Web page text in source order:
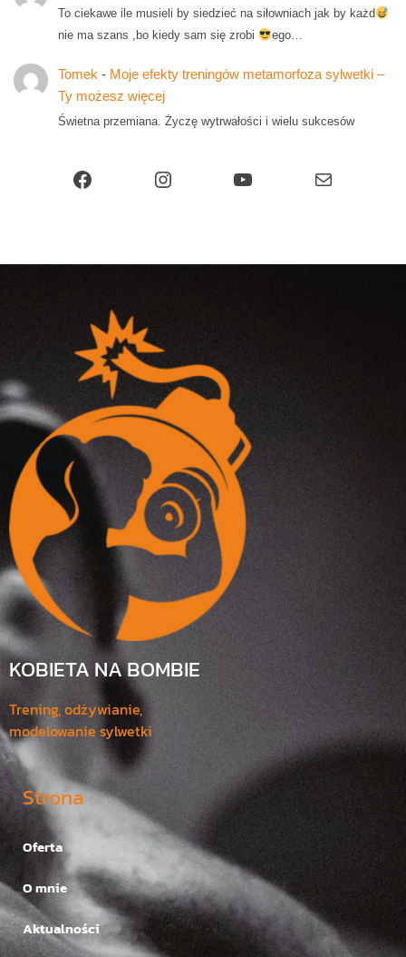
To ciekawe ile musieli by siedzieć na siłowniach jak by każd
nie ma szans ,bo kiedy sam się zrobi
ego…
Tomek - Moje efekty treningów metamorfoza sylwetki –
Ty możesz więcej
Świetna przemiana. Życzę wytrwałości i wielu sukcesów
KOBIETA NA BOMBIE
Trening, odżywianie,
modelowanie sylwetki
Strona
Oferta
O mnie
Aktualności